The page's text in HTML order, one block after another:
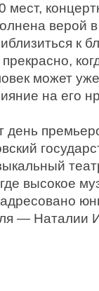
верой
к
может
на его
день
высокое
— Наталии